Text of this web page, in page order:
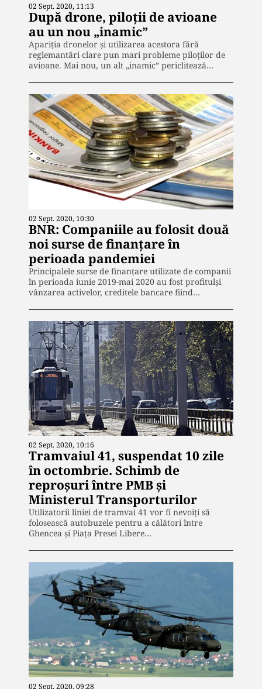
02 Sept. 2020, 11:13
După drone, piloții de avioane
au un nou „inamic”
Apariția dronelor și utilizarea acestora fără
reglemantări clare pun mari probleme piloților de
avioane. Mai nou, un alt „inamic” periclitează…
02 Sept. 2020, 10:30
BNR: Companiile au folosit două
noi surse de finanțare în
perioada pandemiei
Principalele surse de finanţare utilizate de companii
în perioada iunie 2019-mai 2020 au fost profitulşi
vânzarea activelor, creditele bancare fiind…
02 Sept. 2020, 10:16
Tramvaiul 41, suspendat 10 zile
în octombrie. Schimb de
reproșuri între PMB și
Ministerul Transporturilor
Utilizatorii liniei de tramvai 41 vor fi nevoiți să
folosească autobuzele pentru a călători între
Ghencea și Piața Presei Libere…
02 Sept. 2020, 09:28